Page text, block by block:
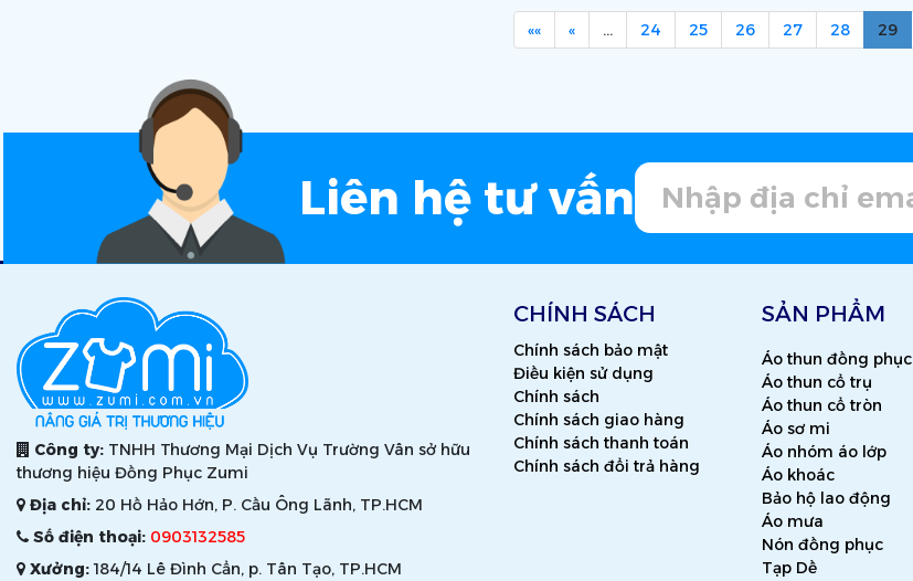
«« « … 24 25 26 27 28 29
Liên hệ tư vấn
Công ty: TNHH Thương Mại Dịch Vụ Trường Vân sở hữu
thương hiệu Đồng Phục Zumi
Địa chỉ: 20 Hồ Hảo Hớn, P. Cầu Ông Lãnh, TP.HCM
Số điện thoại: 0903132585
Xưởng:184/14 Lê Đình Cẩn, p. Tân Tạo, TP.HCM
CHÍNH SÁCH
Chính sách bảo mật
Điều kiện sử dụng
Chính sách
Chính sách giao hàng
Chính sách thanh toán
Chính sách đổi trả hàng
SẢN PHẨM
Áo thun đồng phục
Áo thun cổ trụ
Áo thun cổ tròn
Áo sơ mi
Áo nhóm áo lớp
Áo khoác
Bảo hộ lao động
Áo mưa
Nón đồng phục
Tạp Dề